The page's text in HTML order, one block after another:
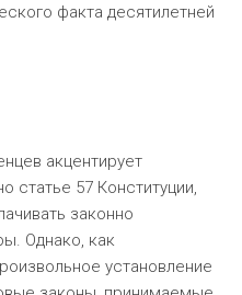
факта десятилетней
акцентирует
статье 57 Конституции,
законно
Однако, как
установление